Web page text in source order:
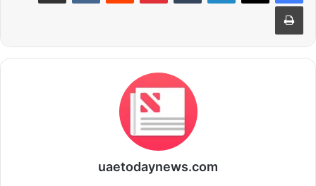
طباعة
uaetodaynews.com